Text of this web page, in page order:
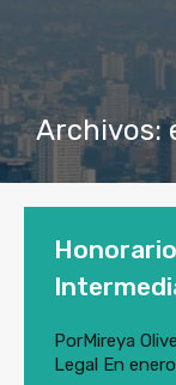
Archivos:
PorMireya
Legal En